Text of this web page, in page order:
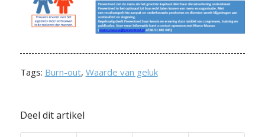
Tags: Burn-out, Waarde van geluk
Deel dit artikel